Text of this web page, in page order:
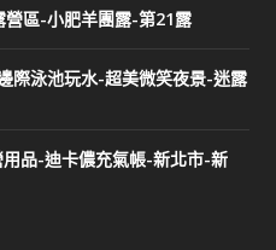
營區-小肥羊團露-第21露
際泳池玩水-超美微笑夜景-迷露
品-迪卡儂充氣帳-新北市-新